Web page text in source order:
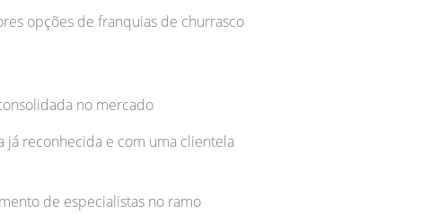
opções de franquias de churrasco
no mercado
reconhecida e com uma clientela
de especialistas no ramo